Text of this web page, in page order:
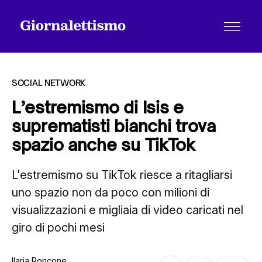
Tutti gli articoli
Chi siamo
Contatti
SOCIAL NETWORK
L’estremismo di Isis e
suprematisti bianchi trova
spazio anche su TikTok
L'estremismo su TikTok riesce a ritagliarsi
uno spazio non da poco con milioni di
visualizzazioni e migliaia di video caricati nel
giro di pochi mesi